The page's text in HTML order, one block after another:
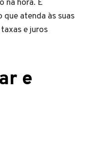
na hora. É
atenda às suas
e juros
e